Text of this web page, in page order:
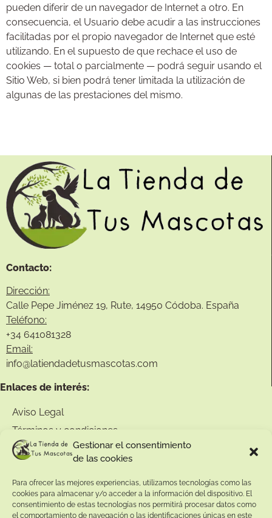
Gestionar el consentimiento
de las cookies
Para ofrecer las mejores experiencias, utilizamos tecnologías como las
cookies para almacenar y/o acceder a la información del dispositivo. El
consentimiento de estas tecnologías nos permitirá procesar datos como
el comportamiento de navegación o las identificaciones únicas en este
pueden diferir de un navegador de Internet a otro. En
consecuencia, el Usuario debe acudir a las instrucciones
facilitadas por el propio navegador de Internet que esté
utilizando. En el supuesto de que rechace el uso de
cookies — total o parcialmente — podrá seguir usando el
Sitio Web, si bien podrá tener limitada la utilización de
algunas de las prestaciones del mismo.
Contacto:
Dirección:
Calle Pepe Jiménez 19, Rute, 14950 Códoba. España
Teléfono:
+34 641081328
Email:
info@latiendadetusmascotas.com
Enlaces de interés:
Aviso Legal
Términos y condiciones
Política de privacidad
Política de cookies